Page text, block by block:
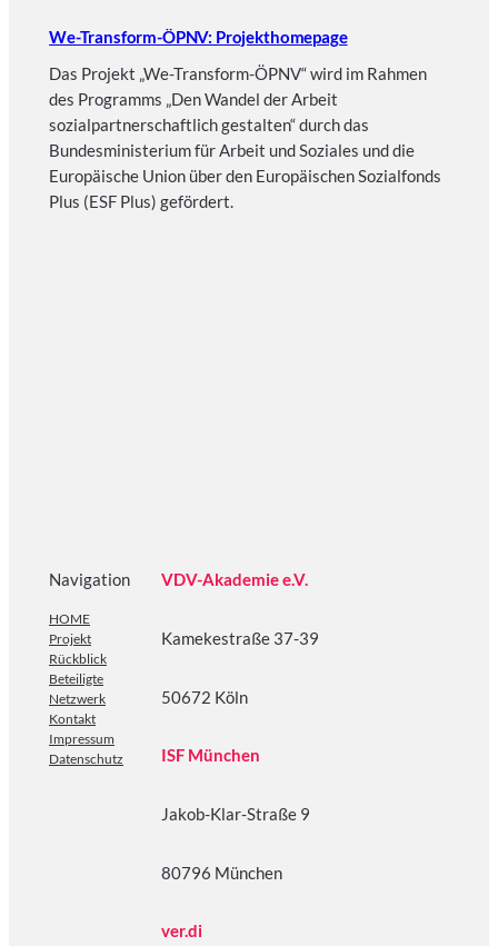
Teilnehmenden mit großem Interesse angenommen
wurde.
Sozialpartnerschafliche Werkstatt der UESTRA am
We-Transform-ÖPNV: Projekthomepage
des Programms „Den Wandel der Arbeit
Bundesministerium für Arbeit und Soziales und die